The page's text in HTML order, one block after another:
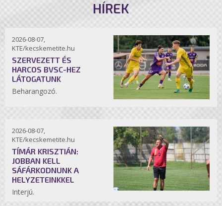
HÍREK
2026-08-07,
KTE/kecskemetite.hu
SZERVEZETT ÉS
HARCOS BVSC-HEZ
LÁTOGATUNK
Beharangozó.
2026-08-07,
KTE/kecskemetite.hu
TÍMÁR KRISZTIÁN:
JOBBAN KELL
SÁFÁRKODNUNK A
HELYZETEINKKEL
Interjú.